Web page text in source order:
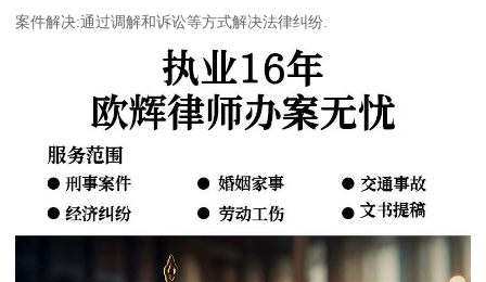
案件解决:通过调解和诉讼等方式解决法律纠纷.